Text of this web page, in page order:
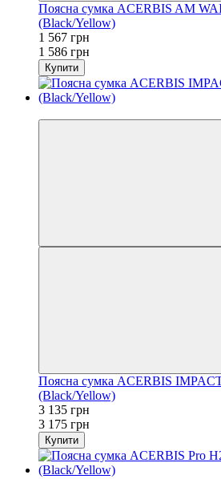
Поясна сумка ACERBIS AM
(Black/Yellow)
1 567 грн
1 586 грн
Купити
Поясна сумка ACERBIS
(Black/Yellow)
3 135 грн
3 175 грн
Купити